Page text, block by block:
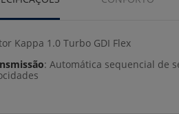
Kappa 1.0 Turbo GDI Flex
: Automática sequencial de seis